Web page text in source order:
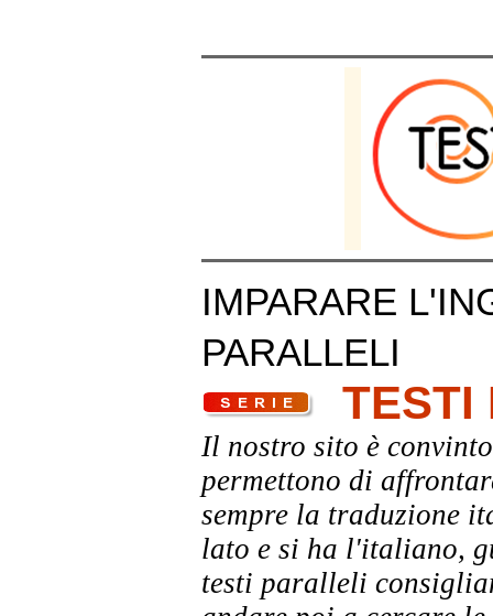
IMPARARE
PARALLELI
TESTI
Il nostro sito è
permettono di
sempre la traduzione
lato e si ha l'italiano,
testi paralleli